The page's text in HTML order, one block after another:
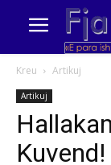
Kreu Artikuj
Artikuj
Kuvend!